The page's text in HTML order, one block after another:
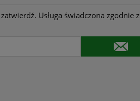
Usługa świadczona zgodnie z